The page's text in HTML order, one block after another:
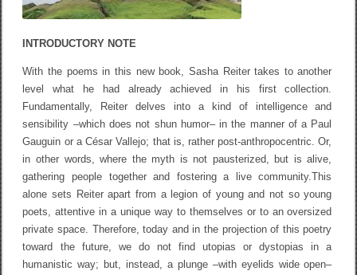
INTRODUCTORY NOTE
With the poems in this new book, Sasha Reiter takes to another
level what he had already achieved in his first collection.
Fundamentally, Reiter delves into a kind of intelligence and
sensibility –which does not shun humor– in the manner of a Paul
Gauguin or a César Vallejo; that is, rather post-anthropocentric. Or,
in other words, where the myth is not pausterized, but is alive,
gathering people together and fostering a live community.This
alone sets Reiter apart from a legion of young and not so young
poets, attentive in a unique way to themselves or to an oversized
private space. Therefore, today and in the projection of this poetry
toward the future, we do not find utopias or dystopias in a
humanistic way; but, instead, a plunge –with eyelids wide open–